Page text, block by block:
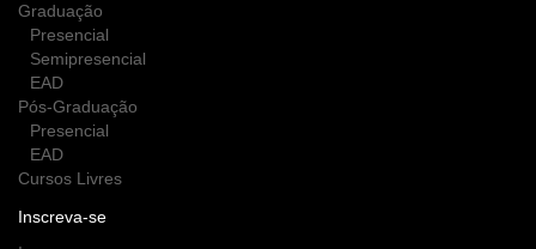
Graduação
Presencial
Semipresencial
EAD
Pós-Graduação
Presencial
EAD
Cursos Livres
Inscreva-se